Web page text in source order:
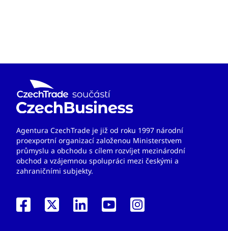
Agentura CzechTrade je již od roku 1997 národní
proexportní organizací založenou Ministerstvem
průmyslu a obchodu s cílem rozvíjet mezinárodní
obchod a vzájemnou spolupráci mezi českými a
zahraničními subjekty.